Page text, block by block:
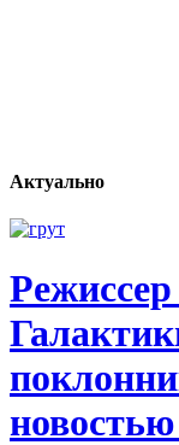
Актуально